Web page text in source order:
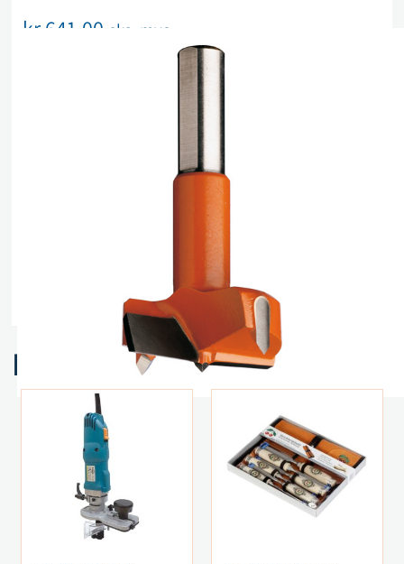
kr641,00 eks. mva
Utsolgt, men kan bestilles
Legg i handlekurv
Sammenlign
Legg i ønskeliste
Relaterte produkter